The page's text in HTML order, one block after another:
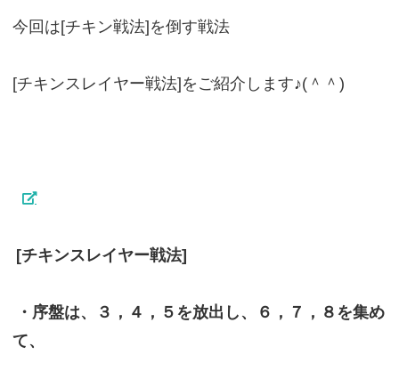
今回は[チキン戦法]を倒す戦法
[チキンスレイヤー戦法]をご紹介します♪(＾＾)
[チキンスレイヤー戦法]
・序盤は、３，４，５を放出し、６，７，８を集め
て、